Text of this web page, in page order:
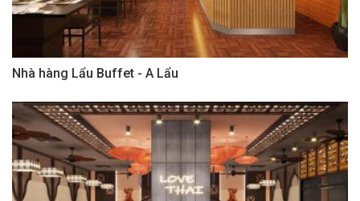
Nhà hàng Lẩu Buffet - A Lẩu